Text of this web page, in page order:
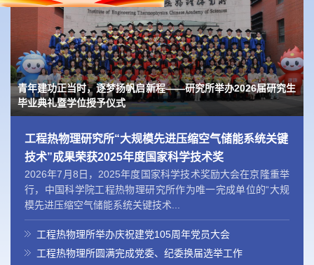
工程热物理研究所“大规模先进压缩空气储能系统关键技术”成果
荣获2025年度国家科学技术奖
工程热物理所举办庆祝建党105周年党员大会
工程热物理所圆满完成党委、纪委换届选举工作
工程热物理研究所召开基础研究工作会暨2026年度战略研讨会宣
贯会
青年建功正当时，逐梦扬帆启新程——研究所举办2026届研究生
毕业典礼暨学位授予仪式
工程热物理研究所“大规模先进压缩空气储能系统关键
技术”成果荣获2025年度国家科学技术奖
2026年7月8日，2025年度国家科学技术奖励大会在京隆重举
行，中国科学院工程热物理研究所作为唯一完成单位的“大规
模先进压缩空气储能系统关键技术...
工程热物理所举办庆祝建党105周年党员大会
工程热物理所圆满完成党委、纪委换届选举工作